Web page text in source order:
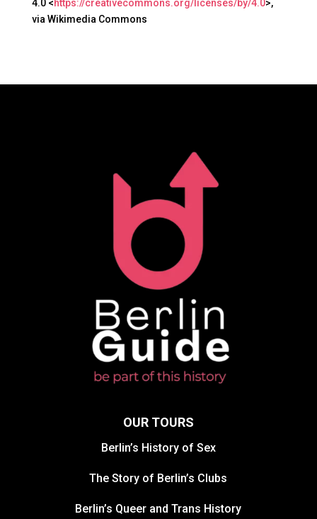
4.0 <https://creativecommons.org/licenses/by/4.0>,
via Wikimedia Commons
OUR TOURS
Berlin’s History of Sex
The Story of Berlin’s Clubs
Berlin’s Queer and Trans History